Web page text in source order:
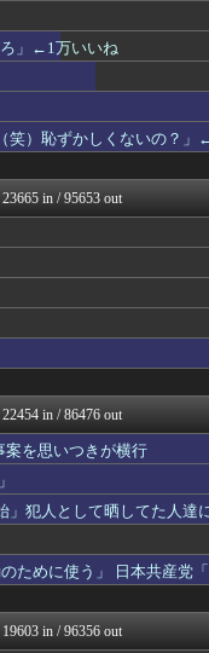
すぽ 海外の反応
まとめもりー｜2c...
ちゃんねる
るじゃんる
速-VIP
速報
レンドの通り道
じぇいスタジアム＠なん...
議.net - 5ch...
タイムズ（AKB...
いニュース(ﾉ∀`)
J PRIDE
ちゃんねる
速報
まとめるよ～ん
ファルファモザイク＠ネ...
ンコ・パチスロ.com
ーム実況者速報＠YouT...
ろ」←1万いいね
笑）恥ずかしくないの？」
23665 in / 95653 out
22454 in / 86476 out
案を思いつきが横行
」犯人として晒してた人達
ために使う」 日本共産党
19603 in / 96356 out